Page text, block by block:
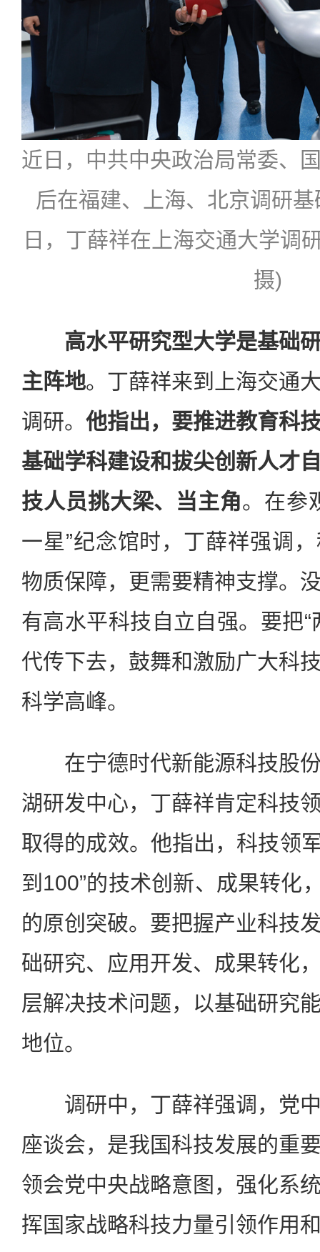
近日，中共中央政治局常委、
后在福建、上海、北京调研
日，丁薛祥在上海交通大学调
摄)
高水平研究型大学是基础
主阵地。丁薛祥来到上海交通
调研。 他指出，要推进教育科
基础学科建设和拔尖创新人才
技人员挑大梁、当主角。在参
一星”纪念馆时，丁薛祥强调
物质保障，更需要精神支撑。
有高水平科技自立自强。要把“
代传下去，鼓舞和激励广大科
科学高峰。
在宁德时代新能源科技股份
湖研发中心，丁薛祥肯定科技
取得的成效。他指出，科技领
到100”的技术创新、成果转化
的原创突破。要把握产业科技
础研究、应用开发、成果转化
层解决技术问题，以基础研究
地位。
调研中，丁薛祥强调，党中
座谈会，是我国科技发展的重
领会党中央战略意图，强化系
挥国家战略科技力量引领作用